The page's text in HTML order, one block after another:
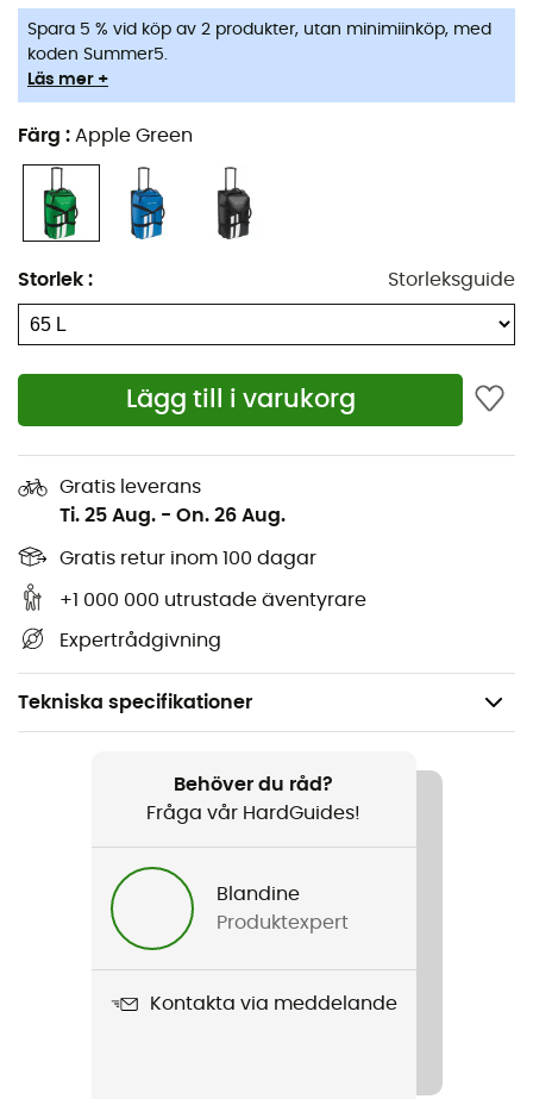
Spara 5 % vid köp av 2 produkter, utan minimiinköp, med
koden Summer5.
Läs mer +
Färg : Apple Green
Storlek : Storleksguide
Lägg till i varukorg
Gratis leverans
Ti. 25 Aug. - On. 26 Aug.
Gratis retur inom 100 dagar
+1 000 000 utrustade äventyrare
Expertrådgivning
Tekniska specifikationer
Produktnamn
Behöver du råd?
Fråga vår HardGuides!
Blandine
Produktexpert
Kontakta via meddelande